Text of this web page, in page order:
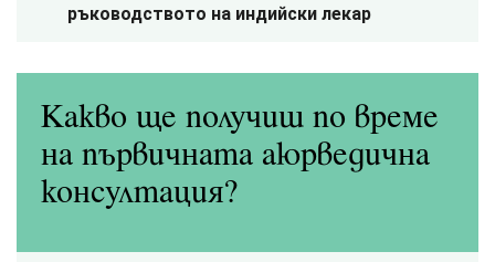
ръководството на индийски лекар
Какво ще получиш по време
на първичната аюрведична
консултация?